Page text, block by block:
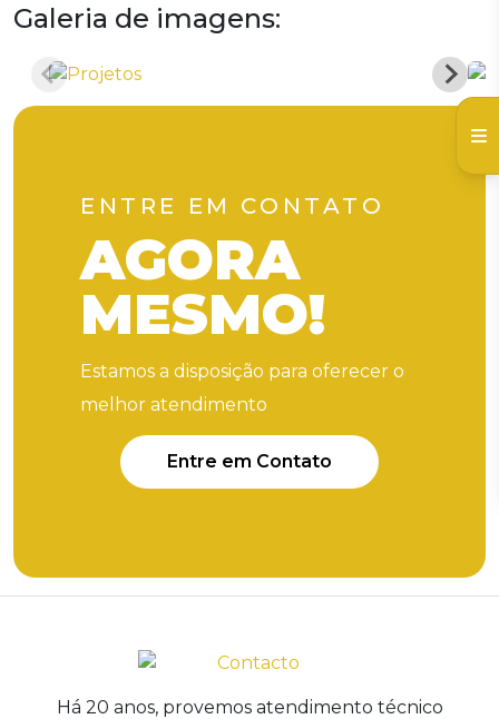
Galeria de imagens:
ENTRE EM CONTATO
AGORA
MESMO!
Estamos a disposição para oferecer o
melhor atendimento
Entre em Contato
Há 20 anos, provemos atendimento técnico